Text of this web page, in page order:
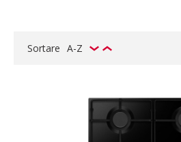
Sortare A-Z